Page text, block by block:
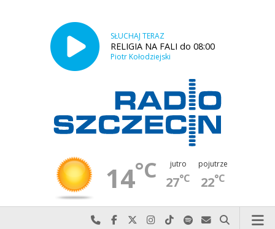
SŁUCHAJ TERAZ
RELIGIA NA FALI do 08:00
Piotr Kołodziejski
14°C jutro
27°C
pojutrze
22°C
Najlepiej po prostu do nas zadzwoń
Odwiedź nas na Facebook-u
Odwiedź nas na X
Odwiedź nas na Instagram-ie
Odwiedź nas na TikTok-u
Szukaj nas na Spotify
Wyślij do nas
Szukaj